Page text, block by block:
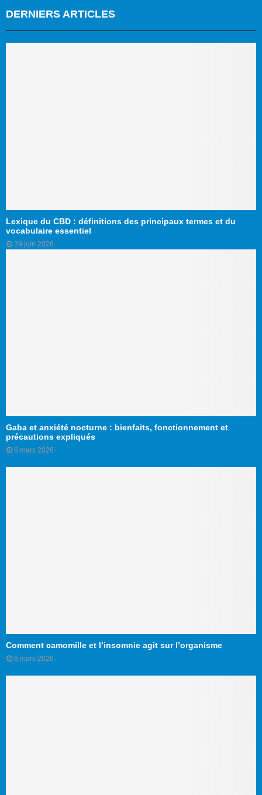
DERNIERS ARTICLES
Lexique du CBD : définitions des principaux termes et du
vocabulaire essentiel
29 juin 2026
Gaba et anxiété nocturne : bienfaits, fonctionnement et
précautions expliqués
6 mars 2026
Comment camomille et l’insomnie agit sur l’organisme
6 mars 2026